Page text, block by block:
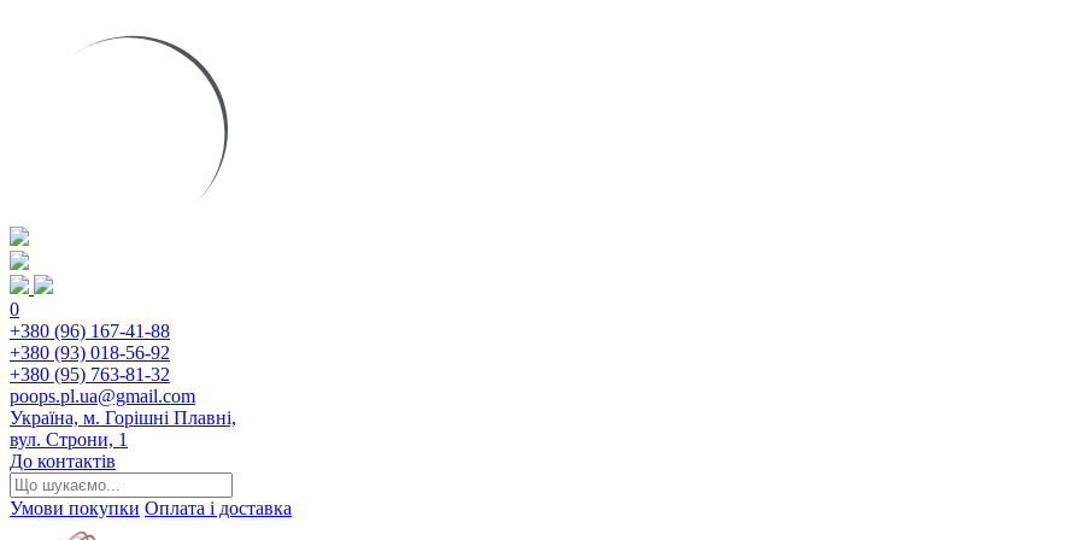
0
+380 (96) 167-41-88
+380 (93) 018-56-92
+380 (95) 763-81-32
poops.pl.ua@gmail.com
Україна, м. Горішні Плавні,
вул. Строни, 1
До контактів
Умови покупки Оплата і доставка